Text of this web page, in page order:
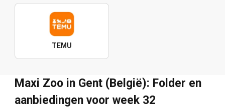
TEMU
Maxi Zoo in Gent (België): Folder en
aanbiedingen voor week 32